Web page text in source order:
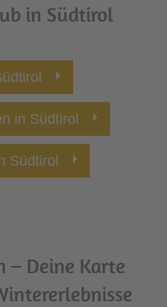
in Südtirol
in Südtirol
Südtirol
– Deine Karte